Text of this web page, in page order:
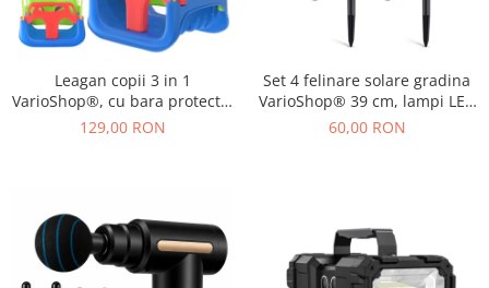
Leagan copii 3 in 1
VarioShop®, cu bara protectie
si spatar detasabile, franghii
129,00 RON
Set 4 felinare solare gradina
VarioShop® 39 cm, lampi LED
exterior cu lumina calda,
60,00 RON